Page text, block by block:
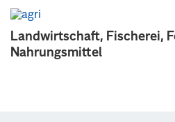
Landwirtschaft, Fischerei,
Nahrungsmittel